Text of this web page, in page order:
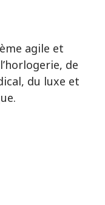
agile et
de
du luxe et